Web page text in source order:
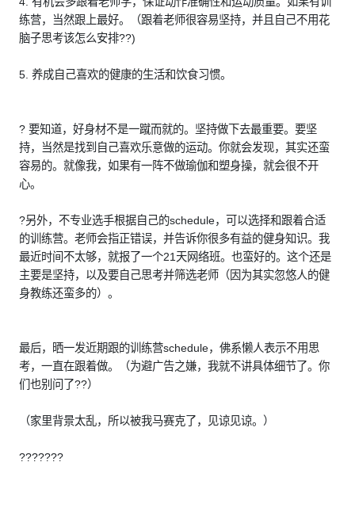
练营，当然跟上最好。（跟着老师很容易坚持，并且自己不用花
脑子思考该怎么安排??)
5. 养成自己喜欢的健康的生活和饮食习惯。
? 要知道，好身材不是一蹴而就的。坚持做下去最重要。要坚
持，当然是找到自己喜欢乐意做的运动。你就会发现，其实还蛮
容易的。就像我，如果有一阵不做瑜伽和塑身操，就会很不开
心。
?另外，不专业选手根据自己的schedule，可以选择和跟着合适
的训练营。老师会指正错误，并告诉你很多有益的健身知识。我
最近时间不太够，就报了一个21天网络班。也蛮好的。这个还是
主要是坚持，以及要自己思考并筛选老师（因为其实忽悠人的健
身教练还蛮多的）。
最后，晒一发近期跟的训练营schedule，佛系懒人表示不用思
考，一直在跟着做。（为避广告之嫌，我就不讲具体细节了。你
们也别问了??）
（家里背景太乱，所以被我马赛克了，见谅见谅。）
???????